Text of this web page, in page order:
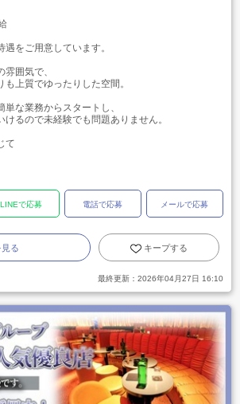
をご用意しています。
囲気で、
上質でゆったりした空間。
な業務からスタートし、
るので未経験でも問題ありません。
て
LINEで応募 電話で応募 メールで応募
る キープする
最終更新： 2026年04月27日 16:10